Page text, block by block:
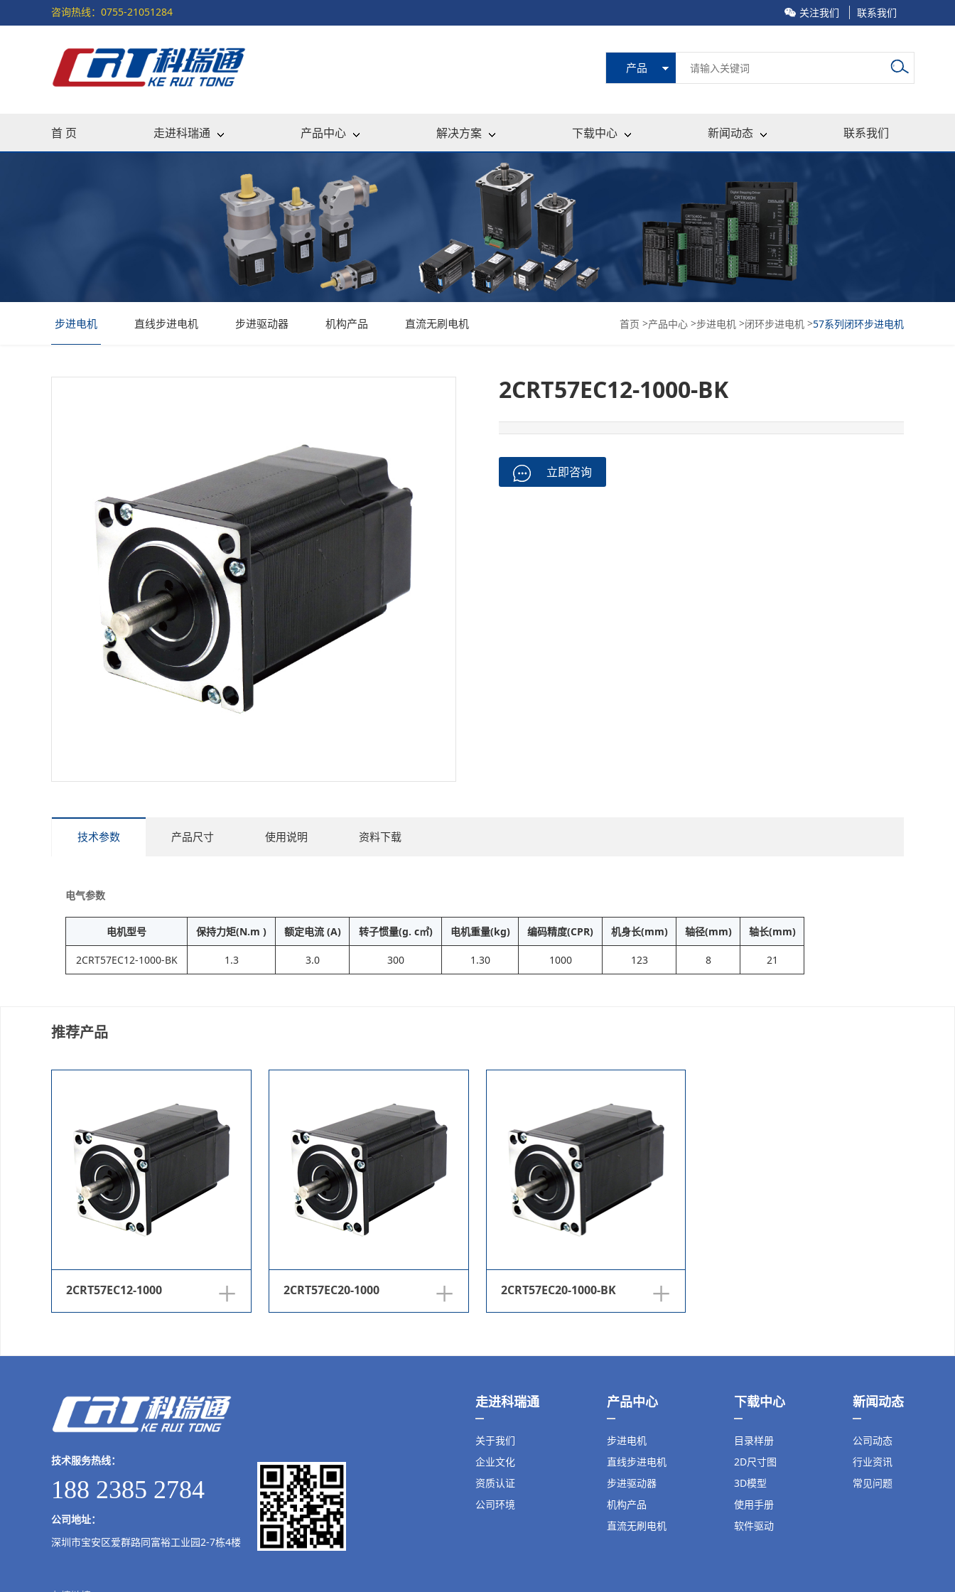
咨询热线：0755-21051284 关注我们 联系我们
产品
首 页 走进科瑞通 产品中心 解决方案 下载中心 新闻动态 联系我们
步进电机 直线步进电机 步进驱动器 机构产品 直流无刷电机 首页 >产品中心 >步进电机 >闭环步进电机 >57系列闭环步进电机
2CRT57EC12-1000-BK
立即咨询
技术参数 产品尺寸 使用说明 资料下载
电气参数
电机型号 保持力矩(N.m ) 额定电流 (A) 转子惯量(g. c㎡) 电机重量(kg) 编码精度(CPR) 机身长(mm) 轴径(mm) 轴长(mm)
2CRT57EC12-1000-BK 1.3 3.0 300 1.30 1000 123 8 21
推荐产品
+
2CRT57EC12-1000 +
2CRT57EC20-1000 +
2CRT57EC20-1000-BK
走进科瑞通
关于我们
企业文化
资质认证
公司环境
产品中心
步进电机
直线步进电机
步进驱动器
机构产品
直流无刷电机
下载中心
目录样册
2D尺寸图
3D模型
使用手册
软件驱动
新闻动态
公司动态
行业资讯
常见问题
技术服务热线：
188 2385 2784
公司地址：
深圳市宝安区爱群路同富裕工业园2-7栋4楼